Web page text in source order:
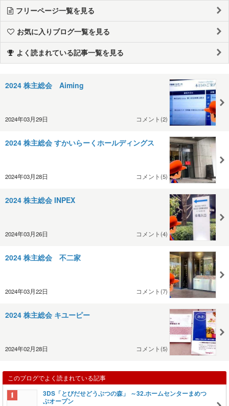
フリーページ一覧を見る
お気に入りブログ一覧を見る
よく読まれている記事一覧を見る
2024 株主総会 Aiming
2024年03月29日 コメント(2)
2024 株主総会 すかいらーくホールディングス
2024年03月28日 コメント(5)
2024 株主総会 INPEX
2024年03月26日 コメント(4)
2024 株主総会 不二家
2024年03月22日 コメント(7)
2024 株主総会 キユーピー
2024年02月28日 コメント(5)
このブログでよく読まれている記事
3DS「とびだせどうぶつの森」 ～32.ホームセンターまめつ
ぶオープン